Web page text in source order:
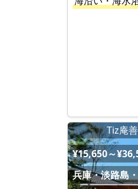
Tiz庵
¥15,650～
兵庫・淡路島